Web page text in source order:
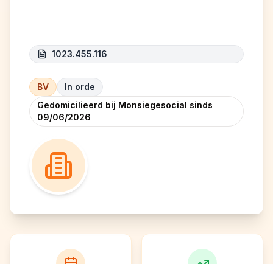
1023.455.116
BV
In orde
Gedomicilieerd bij Monsiegesocial sinds
09/06/2026